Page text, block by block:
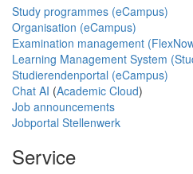
Study programmes (eCampus)
Organisation (eCampus)
Examination management
Learning Management System
Studierendenportal (eCampus)
Chat AI (Academic Cloud)
Job announcements
Jobportal Stellenwerk
Service